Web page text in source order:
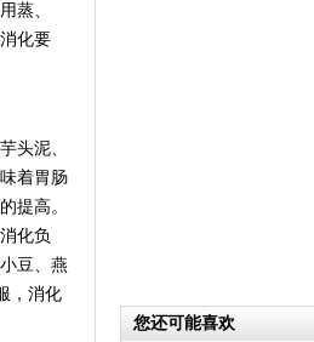
蒸、
化要
头泥、
着胃肠
提高。
化负
豆、燕
，消化
您还可能喜欢